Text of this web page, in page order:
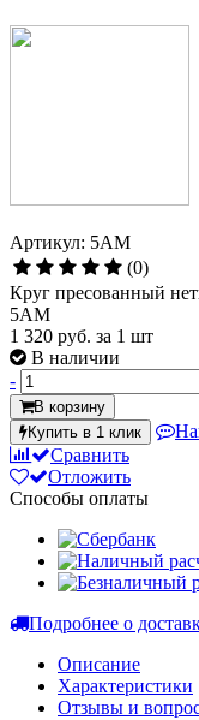
Артикул: 5АМ
(0)
Круг пресованный
5АМ
1 320 руб. за 1 шт
В наличии
-
В корзину
Купить в 1 клик
Сравнить
Отложить
Способы оплаты
Подробнее о
Описание
Характеристики
Отзывы и